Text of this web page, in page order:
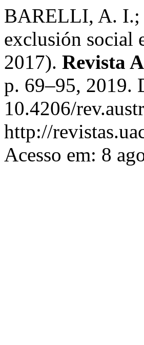
BARELLI, A. I.;
exclusión social
2017). Revista
p. 69–95, 2019.
10.4206/
http://
Acesso em: 8